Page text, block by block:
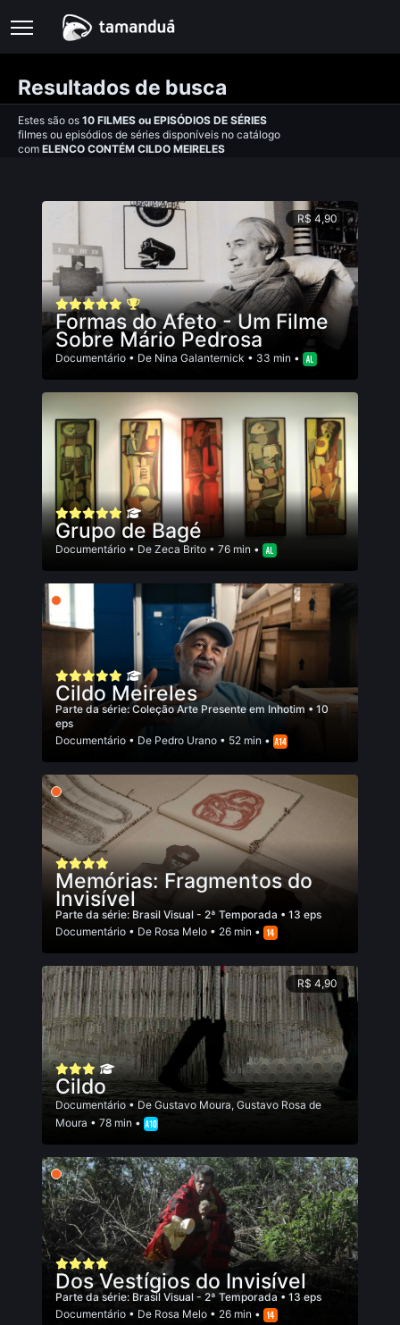
Resultados de busca
Estes são os 10 FILMES ou EPISÓDIOS DE SÉRIES
filmes ou episódios de séries disponíveis no catálogo
com ELENCO CONTÉM CILDO MEIRELES
R$ 4,90
Formas do Afeto - Um Filme
Sobre Mário Pedrosa
Documentário • De Nina Galanternick • 33 min •
Grupo de Bagé
Documentário • De Zeca Brito • 76 min •
Cildo Meireles
Parte da série:Coleção Arte Presente em Inhotim • 10
eps
Documentário • De Pedro Urano • 52 min •
Memórias: Fragmentos do
Invisível
Parte da série: Brasil Visual - 2ª Temporada • 13 eps
Documentário • De Rosa Melo • 26 min •
R$ 4,90
Cildo
Documentário • De Gustavo Moura, Gustavo Rosa de
Moura • 78 min •
Dos Vestígios do Invisível
Parte da série: Brasil Visual - 2ª Temporada • 13 eps
Documentário • De Rosa Melo • 26 min •